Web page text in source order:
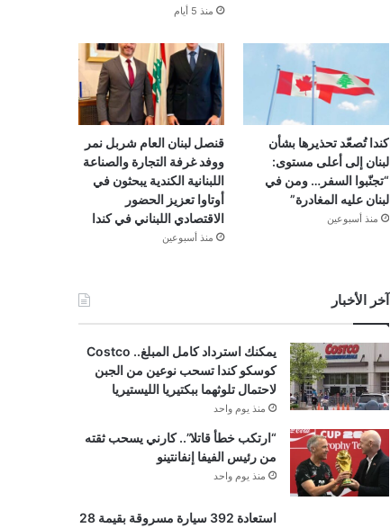
منذ 5 أيام
كندا تُصعّد تحذيرها بشأن
لبنان إلى أعلى مستوى:
“تجنّبوا السفر… ومن في
لبنان عليه المغادرة”
منذ أسبوعين
قنصل لبنان العام شربل نمر
ووفد غرفة التجارة والصناعة
اللبنانية الكندية يبحثون في
أوتاوا تعزيز الحضور
الاقتصادي اللبناني في كندا
منذ أسبوعين
آخر الأخبار
يمكنك استرداد كامل المبلغ.. Costco
كوسكو كندا تسحب نوعين من الجبن
لاحتمال تلوثهما ببكتيريا الليستيريا
منذ يوم واحد
“ارتكب خطأ قاتلا”.. كارني يسحب ثقته
من رئيس الفيفا إنفانتينو
منذ يوم واحد
استعادة 392 سيارة مسروقة بقيمة 28